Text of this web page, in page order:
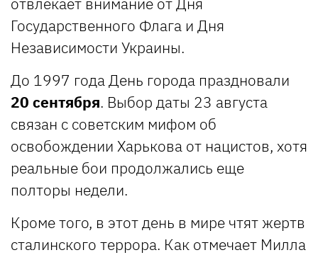
Государственного Флага и Дня
Независимости Украины.
До 1997 года День города праздновали
20 сентября. Выбор даты 23 августа
связан с советским мифом об
освобождении Харькова от нацистов, хотя
реальные бои продолжались еще
полторы недели.
Кроме того, в этот день в мире чтят жертв
сталинского террора. Как отмечает Милла